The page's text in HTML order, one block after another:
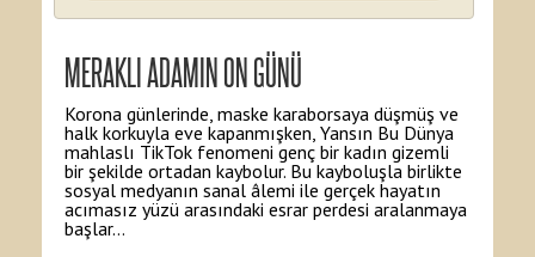
MERAKLI ADAMIN ON GÜNÜ
Korona günlerinde, maske karaborsaya düşmüş ve
halk korkuyla eve kapanmışken, Yansın Bu Dünya
mahlaslı TikTok fenomeni genç bir kadın gizemli
bir şekilde ortadan kaybolur. Bu kayboluşla birlikte
sosyal medyanın sanal âlemi ile gerçek hayatın
acımasız yüzü arasındaki esrar perdesi aralanmaya
başlar…